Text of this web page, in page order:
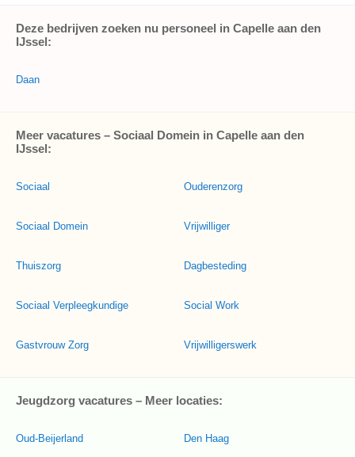
Deze bedrijven zoeken nu personeel in Capelle aan den
IJssel:
Daan
Meer vacatures – Sociaal Domein in Capelle aan den
IJssel:
Sociaal
Sociaal Domein
Thuiszorg
Sociaal Verpleegkundige
Gastvrouw Zorg
Ouderenzorg
Vrijwilliger
Dagbesteding
Social Work
Vrijwilligerswerk
Jeugdzorg vacatures – Meer locaties:
Oud-Beijerland Den Haag